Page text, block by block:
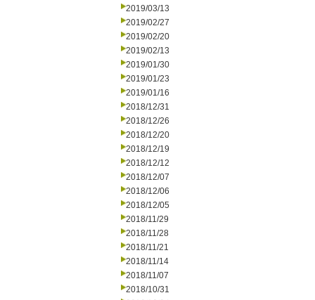
2019/03/13
2019/02/27
2019/02/20
2019/02/13
2019/01/30
2019/01/23
2019/01/16
2018/12/31
2018/12/26
2018/12/20
2018/12/19
2018/12/12
2018/12/07
2018/12/06
2018/12/05
2018/11/29
2018/11/28
2018/11/21
2018/11/14
2018/11/07
2018/10/31